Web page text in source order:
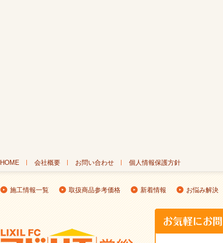
HOME 会社概要 お問い合わせ 個人情報保護方針
施工情報一覧 取扱商品参考価格 新着情報 お悩み解決